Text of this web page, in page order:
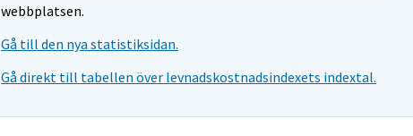
webbplatsen.
Gå till den nya statistiksidan.
Gå direkt till tabellen över levnadskostnadsindexets indextal.